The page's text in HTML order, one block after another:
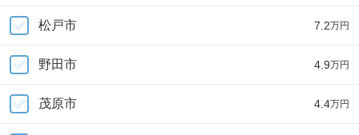
松戸市 7.2万円
野田市 4.9万円
茂原市 4.4万円